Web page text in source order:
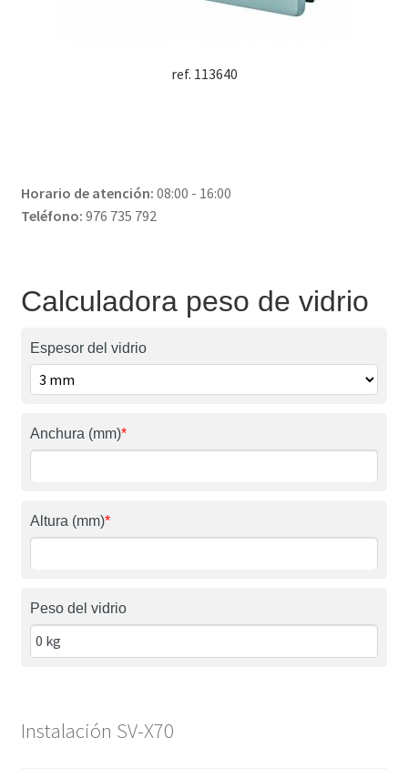
ref. 113640
Horario de atención: 08:00 - 16:00
Teléfono: 976 735 792
Calculadora peso de vidrio
Espesor del vidrio
Anchura (mm)*
Altura (mm)*
Peso del vidrio
Instalación SV-X70